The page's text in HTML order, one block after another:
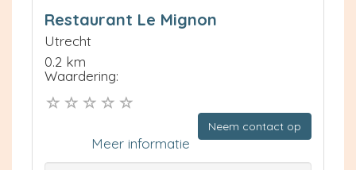
Restaurant Le Mignon
Utrecht
0.2 km
Waardering:
Neem contact op
Meer informatie